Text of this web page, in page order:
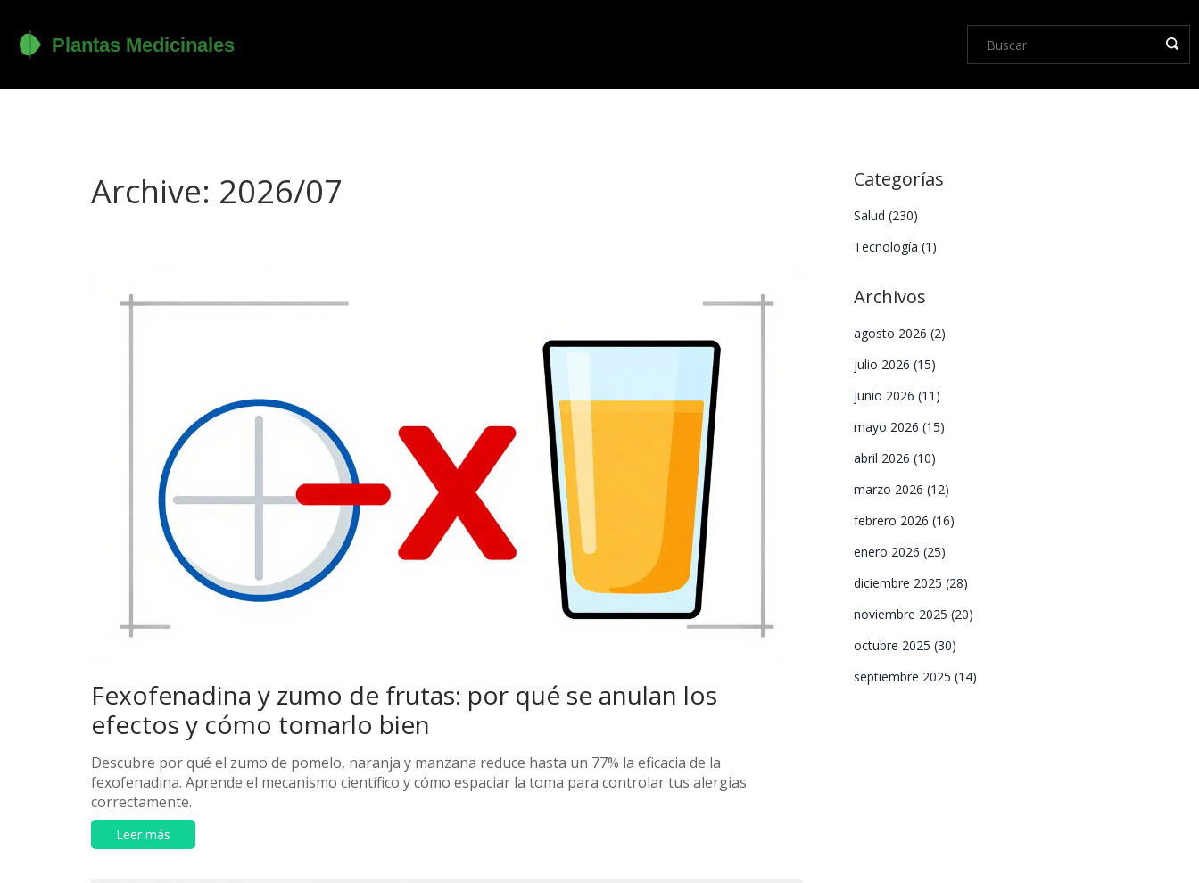
Archive: 2026/07
Fexofenadina y zumo de frutas: por qué se anulan los
efectos y cómo tomarlo bien
Descubre por qué el zumo de pomelo, naranja y manzana reduce hasta un 77% la eficacia de la
fexofenadina. Aprende el mecanismo científico y cómo espaciar la toma para controlar tus alergias
correctamente.
Leer más
Categorías
Salud (230)
Tecnología (1)
Archivos
agosto 2026 (2)
julio 2026 (15)
junio 2026 (11)
mayo 2026 (15)
abril 2026 (10)
marzo 2026 (12)
febrero 2026 (16)
enero 2026 (25)
diciembre 2025 (28)
noviembre 2025 (20)
octubre 2025 (30)
septiembre 2025 (14)